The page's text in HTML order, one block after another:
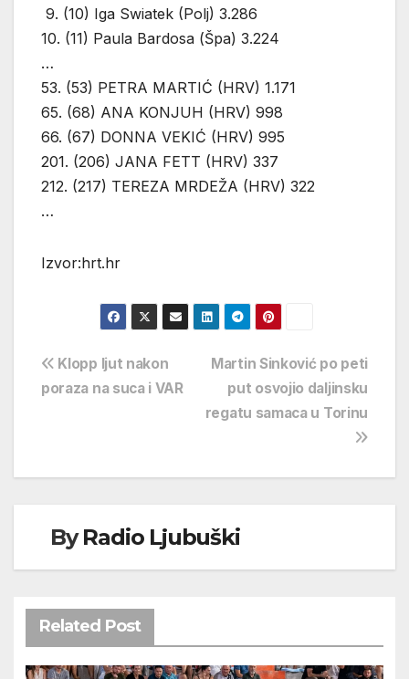
9. (10) Iga Swiatek (Polj) 3.286
10. (11) Paula Bardosa (Špa) 3.224
…
53. (53) PETRA MARTIĆ (HRV) 1.171
65. (68) ANA KONJUH (HRV) 998
66. (67) DONNA VEKIĆ (HRV) 995
201. (206) JANA FETT (HRV) 337
212. (217) TEREZA MRDEŽA (HRV) 322
…
Izvor:hrt.hr
Navigacija
objava
Martin Sinković po peti
put osvojio daljinsku
regatu samaca u Torinu
Klopp ljut nakon
poraza na suca i VAR
ByRadio Ljubuški
Related Post